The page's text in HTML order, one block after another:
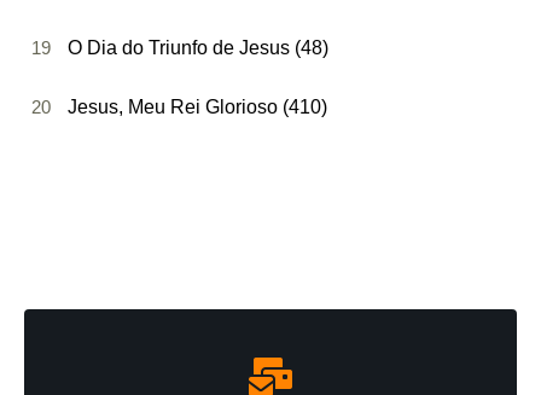
19 O Dia do Triunfo de Jesus (48)
20 Jesus, Meu Rei Glorioso (410)